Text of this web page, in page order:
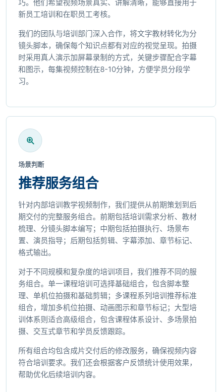
巧。他们希望视频场景真实、讲解清晰，能够直接用于
新员工培训和在职员工考核。
我们的团队与培训部门深入合作，将文字教材转化为分
镜头脚本，确保每个知识点都有对应的视觉呈现。拍摄
时采用真人演示加屏幕录制的方式，关键步骤配合字幕
和图示，每集视频控制在8-10分钟，方便学员分段学
习。
场景判断
推荐服务组合
针对内部培训教学视频制作，我们提供从前期策划到后
期交付的完整服务组合。前期包括培训需求分析、教材
梳理、分镜头脚本编写；中期包括拍摄执行、场景布
置、演员指导；后期包括剪辑、字幕添加、章节标记、
格式输出。
对于不同规模和复杂度的培训项目，我们推荐不同的服
务组合。单一课程培训可选择基础组合，包含脚本整
理、单机位拍摄和基础剪辑；多课程系列培训推荐标准
组合，增加多机位拍摄、动画图示和章节标记；大型培
训体系则适合高级组合，包含课程体系设计、多场景拍
摄、交互式章节和学员反馈跟踪。
所有组合均包含成片交付后的修改服务，确保视频内容
符合培训要求。我们还会根据客户反馈统计使用效果，
帮助优化后续培训内容。